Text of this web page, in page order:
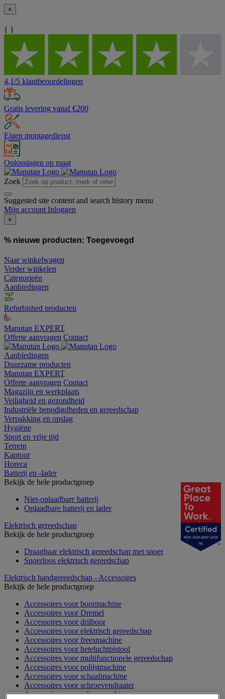
×
{ }
4,1/5 klantbeoordelingen
Gratis levering vanaf €200
Eigen montagedienst
Oplossingen op maat
Zoek
Suggested site content and search history menu
Mijn account Inloggen
×
% nieuwe producten: Toegevoegd
Naar winkelwagen
Verder winkelen
Categorieën
Aanbiedingen
Refurbished producten
Manutan EXPERT
Offerte aanvragen Contact
Aanbiedingen
Duurzame producten
Manutan EXPERT
Offerte aanvragen Contact
Magazijn en werkplaats
Veiligheid en gezondheid
Industriële benodigdheden en gereedschap
Verpakking en opslag
Hygiëne
Sport en vrije tijd
Terrein
Kantoor
Horeca
Batterij en -lader
Bekijk de hele productgroep
Niet-oplaadbare batterij
Oplaadbare batterij en lader
Elektrisch gereedschap
Bekijk de hele productgroep
Draagbaar elektrisch gereedschap met snoer
Snoerloos elektrisch gereedschap
Elektrisch handgereedschap - Accessoires
Bekijk de hele productgroep
Accessoires voor boormachine
Accessoires voor Dremel
Accessoires voor drilboor
Accessoires voor elektrisch gereedschap
Accessoires voor freesmachine
Accessoires voor heteluchtpistool
Accessoires voor multifunctionele gereedschap
Accessoires voor polijstmachine
Accessoires voor schaafmachine
Accessoires voor schroevendraaier
Accessoires voor schuurmachine
NOV 2025-NOV 2026
NL